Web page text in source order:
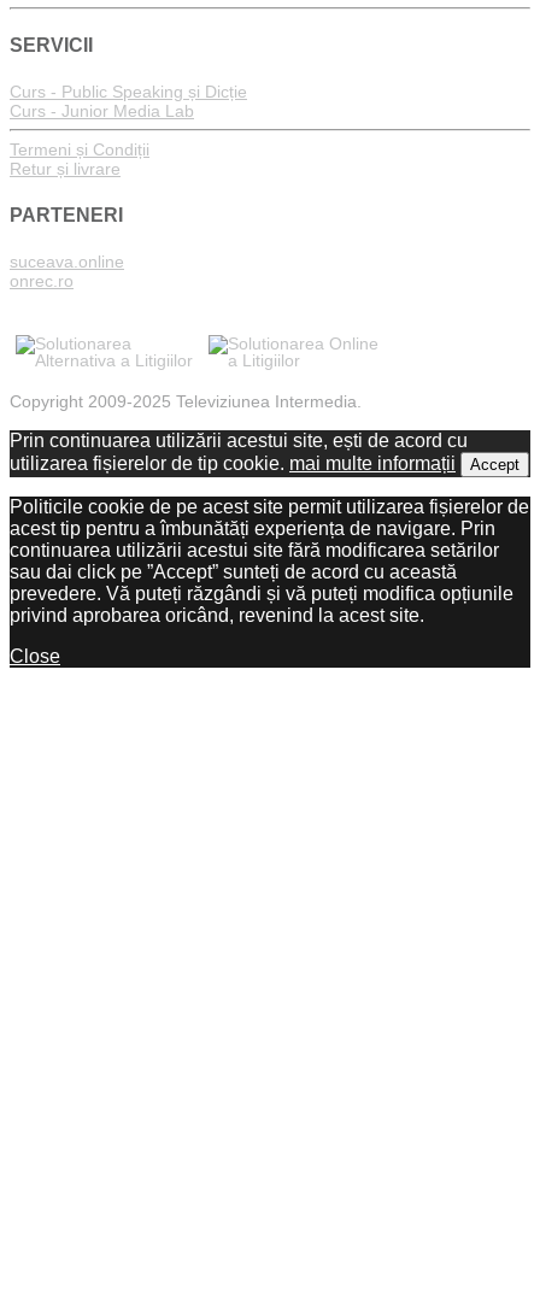
SERVICII
Curs - Public Speaking și Dicție
Curs - Junior Media Lab
Termeni și Condiții
Retur și livrare
PARTENERI
suceava.online
onrec.ro
Copyright 2009-2025 Televiziunea Intermedia.
Prin continuarea utilizării acestui site, ești de acord cu
utilizarea fișierelor de tip cookie. mai multe informații Accept
Politicile cookie de pe acest site permit utilizarea fișierelor de
acest tip pentru a îmbunătăți experiența de navigare. Prin
continuarea utilizării acestui site fără modificarea setărilor
sau dai click pe ”Accept” sunteți de acord cu această
prevedere. Vă puteți răzgândi și vă puteți modifica opțiunile
privind aprobarea oricând, revenind la acest site.
Close